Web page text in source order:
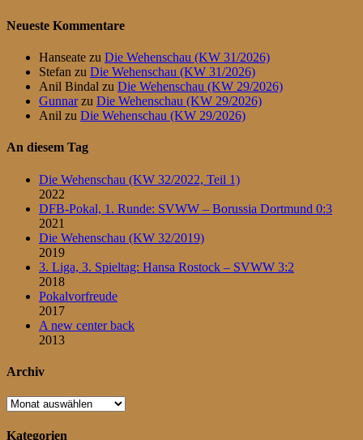
Neueste Kommentare
Hanseate zu Die Wehenschau (KW 31/2026)
Stefan zu Die Wehenschau (KW 31/2026)
Anil Bindal zu Die Wehenschau (KW 29/2026)
Gunnarzu Die Wehenschau (KW 29/2026)
Anil zu Die Wehenschau (KW 29/2026)
An diesem Tag
Die Wehenschau (KW 32/2022, Teil 1)
2022
DFB-Pokal, 1. Runde: SVWW – Borussia Dortmund 0:3
2021
Die Wehenschau (KW 32/2019)
2019
3. Liga, 3. Spieltag: Hansa Rostock – SVWW 3:2
2018
Pokalvorfreude
2017
A new center back
2013
Archiv
Archiv
Kategorien